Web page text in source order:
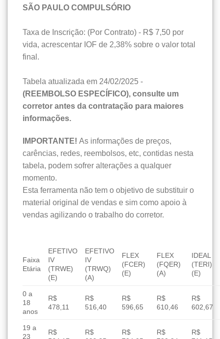
SÃO PAULO COMPULSÓRIO
Taxa de Inscrição: (Por Contrato) - R$ 7,50 por
vida, acrescentar IOF de 2,38% sobre o valor total
final.
Tabela atualizada em 24/02/2025 -
(REEMBOLSO ESPECÍFICO), consulte um
corretor antes da contratação para maiores
informações.
IMPORTANTE! As informações de preços,
carências, redes, reembolsos, etc, contidas nesta
tabela, podem sofrer alterações a qualquer
momento.
Esta ferramenta não tem o objetivo de substituir o
material original de vendas e sim como apoio à
vendas agilizando o trabalho do corretor.
Faixa
Etária
EFETIVO
IV
(TRWE)
(E)
EFETIVO
IV
(TRWQ)
(A)
FLEX
(FCER)
(E)
FLEX
(FQER)
(A)
IDEAL
(TERI)
(E)
0 a
18
anos
R$
478,11
R$
516,40
R$
596,65
R$
610,46
R$
602,67
19 a
23
R$
R$
R$
R$
R$